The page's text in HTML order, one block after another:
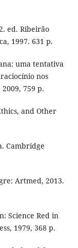
ed. Ribeirão
1997. 631 p.
uma tentativa
nos
2009, 759 p.
and Other
Cambridge
Artmed, 2013.
Science Red in
1979, 368 p.